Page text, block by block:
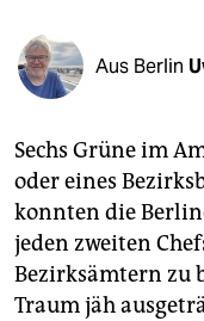
shop
fragen & hilfe
unterstützen
abo
genossenschaft
epaper login
Aus Berlin
Sechs Grüne im
oder eines
konnten die
jeden zweiten
Bezirksämtern zu
Traum jäh